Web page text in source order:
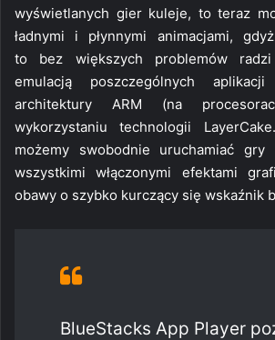
wyświetlanych gier kuleje, to teraz
ładnymi i płynnymi animacjami,
to bez większych problemów
emulacją poszczególnych
architektury ARM (na
wykorzystaniu technologii
możemy swobodnie uruchamiać
wszystkimi włączonymi efektami
obawy o szybko kurczący się wskaźnik
BlueStacks App Player